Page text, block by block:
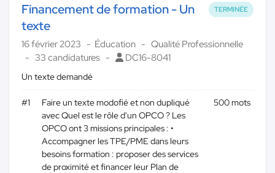
TERMINÉE
Financement de formation - Un
texte
16 février 2023 Éducation
Qualité Professionnelle
33 candidatures
DC16-8041
Un texte demandé
#1
Faire un texte modofié et non dupliqué
avec Quel est le rôle d'un OPCO ? Les
OPCO ont 3 missions principales : •
Accompagner les TPE/PME dans leurs
besoins formation : proposer des services
de proximité et financer leur Plan de
500 mots